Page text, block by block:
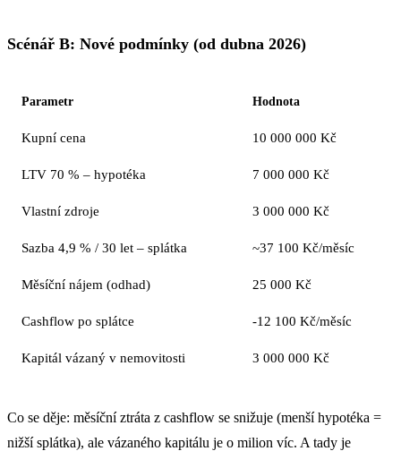
Scénář B: Nové podmínky (od dubna 2026)
Parametr Hodnota
Kupní cena 10 000 000 Kč
LTV 70 % – hypotéka 7 000 000 Kč
Vlastní zdroje 3 000 000 Kč
Sazba 4,9 % / 30 let – splátka ~37 100 Kč/měsíc
Měsíční nájem (odhad) 25 000 Kč
Cashflow po splátce -12 100 Kč/měsíc
Kapitál vázaný v nemovitosti 3 000 000 Kč
Co se děje: měsíční ztráta z cashflow se snižuje (menší hypotéka =
nižší splátka), ale vázaného kapitálu je o milion víc. A tady je